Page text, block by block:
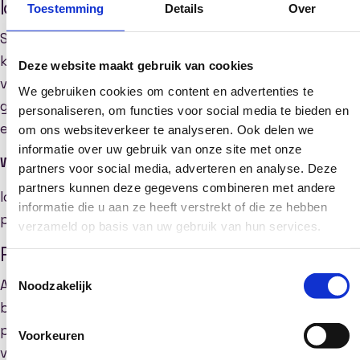
Toestemming Details Over
Deze website maakt gebruik van cookies
We gebruiken cookies om content en advertenties te
personaliseren, om functies voor social media te bieden en
om ons websiteverkeer te analyseren. Ook delen we
informatie over uw gebruik van onze site met onze
partners voor social media, adverteren en analyse. Deze
partners kunnen deze gegevens combineren met andere
informatie die u aan ze heeft verstrekt of die ze hebben
verzameld op basis van uw gebruik van hun services.
Noodzakelijk
Voorkeuren
Iconen: visuele ondersteuning
Soms heb je net even iets extra’s nodig om je boodschap
kracht bij te zetten. Iconen zijn perfect voor die kleine
visuele toevoeging die je website net wat meer flair
geeft. Voeg iconen toe aan knoppen, lijsten of andere
elementen om ze visueel aantrekkelijker te maken.
Waarom gebruiken?
Iconen helpen om je tekst te verduidelijken en geven je
pagina’s een dynamischere uitstraling.
Prijzen: maak je aanbod duidelijk
Als je een product of dienst aanbiedt, wil je dat je
bezoekers meteen weten waar ze aan toe zijn. De
prijstabellen-widget is een uitstekende manier om
verschillende prijsopties op een overzichtelijke manier te